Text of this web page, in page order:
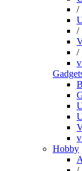
/
/
/
Hobby